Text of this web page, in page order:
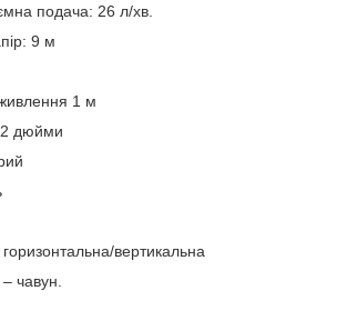
подача: 26 л/хв.
9 м
1 м
2 дюйми
вертикальна
чавун.